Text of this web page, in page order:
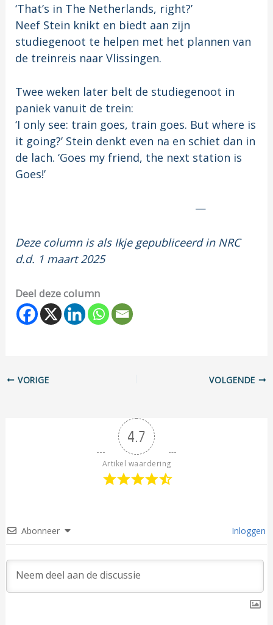
‘That’s in The Netherlands, right?’
Neef Stein knikt en biedt aan zijn
studiegenoot te helpen met het plannen van
de treinreis naar Vlissingen.
Twee weken later belt de studiegenoot in
paniek vanuit de trein:
‘I only see: train goes, train goes. But where is
it going?’ Stein denkt even na en schiet dan in
de lach. ‘Goes my friend, the next station is
Goes!’
—
Deze column is als Ikje gepubliceerd in NRC
d.d. 1 maart 2025
Deel deze column
VORIGE VOLGENDE
4.7
Artikel waardering
Abonneer Inloggen